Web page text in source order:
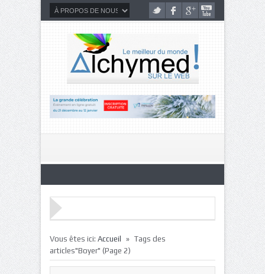
Vous êtes ici: Accueil » Tags des
articles"Boyer" (Page 2)